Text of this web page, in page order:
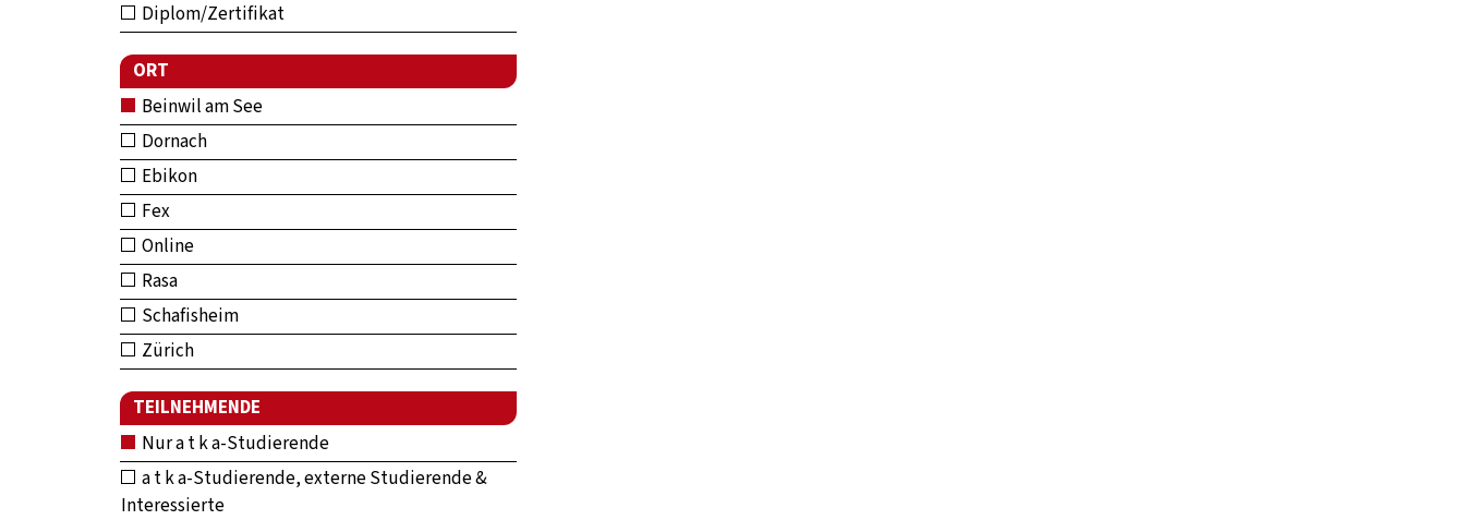
Diplom/Zertifikat
ORT
Beinwil am See
Dornach
Ebikon
Fex
Online
Rasa
Schafisheim
Zürich
TEILNEHMENDE
Nur a t k a-Studierende
a t k a-Studierende, externe Studierende &
Interessierte